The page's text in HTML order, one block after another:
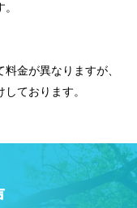
金が異なりますが、
ております。